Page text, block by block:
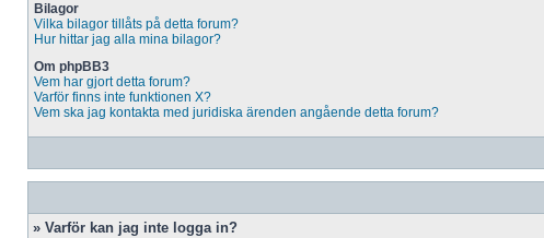
Bilagor
Vilka bilagor tillåts på detta forum?
Hur hittar jag alla mina bilagor?
Om phpBB3
Vem har gjort detta forum?
Varför finns inte funktionen X?
Vem ska jag kontakta med juridiska ärenden angående detta forum?
» Varför kan jag inte logga in?